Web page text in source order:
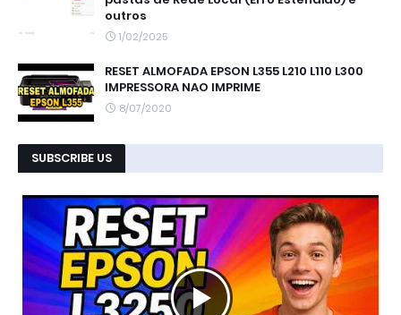
outros
1/02/2025
RESET ALMOFADA EPSON L355 L210 L110 L300
IMPRESSORA NAO IMPRIME
8/07/2020
SUBSCRIBE US